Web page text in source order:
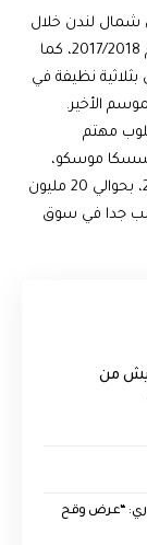
شمال لندن خلال
مشاركتهما في بطولة “الدوري الأوروبي” في موسم 2017/2018، كما
بثلاثية نظيفة في
الأخير.
مهتم
سسكا موسكو،
الحاصل على بطولة كأس الاتحاد الأوروبي عام 2005، بحوالي 20 مليون
رقم مناسب جدا في سوق
من
“عرض وقح